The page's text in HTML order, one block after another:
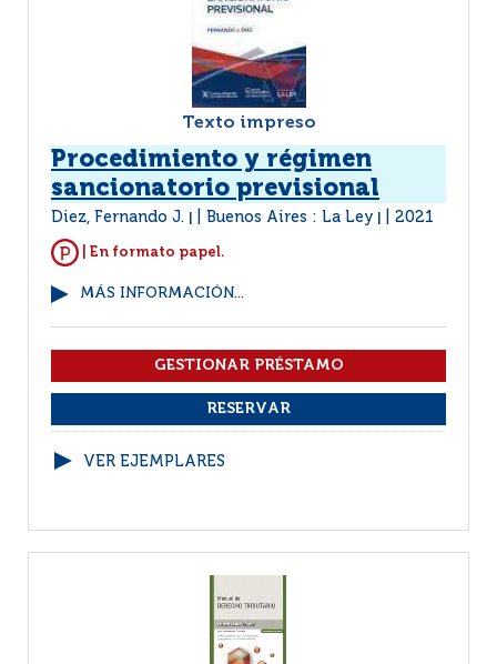
Texto impreso
Procedimiento y régimen
sancionatorio previsional
Diez, Fernando J. Buenos Aires : La Ley 2021
| En formato papel.
MÁS INFORMACIÓN...
VER EJEMPLARES